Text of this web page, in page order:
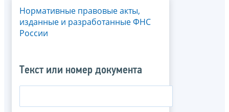
Нормативные правовые акты,
изданные и разработанные ФНС
России
Текст или номер документа